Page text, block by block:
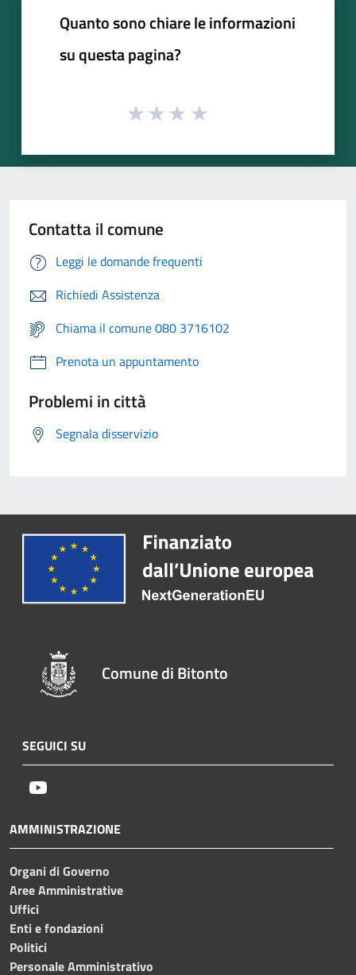
Quanto sono chiare le informazioni
su questa pagina?
Contatta il comune
Leggi le domande frequenti
Richiedi Assistenza
Chiama il comune 080 3716102
Prenota un appuntamento
Problemi in città
Segnala disservizio
Comune di Bitonto
SEGUICI SU
AMMINISTRAZIONE
Organi di Governo
Aree Amministrative
Uffici
Enti e fondazioni
Politici
Personale Amministrativo